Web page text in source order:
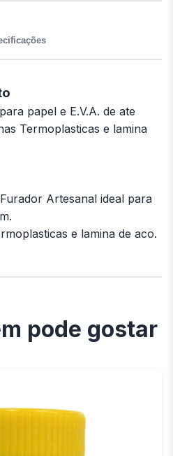
papel e E.V.A. de ate
Termoplasticas e lamina
Artesanal ideal para
e lamina de aco.
pode gostar